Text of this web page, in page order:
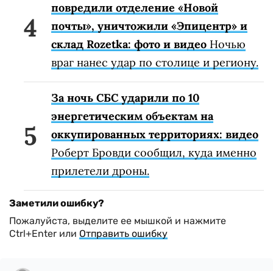
повредили отделение «Новой
почты», уничтожили «Эпицентр» и
склад Rozetka: фото и видео Ночью
враг нанес удар по столице и региону.
За ночь СБС ударили по 10
энергетическим объектам на
оккупированных территориях: видео
Роберт Бровди сообщил, куда именно
прилетели дроны.
Заметили ошибку?
Пожалуйста, выделите ее мышкой и нажмите
Ctrl+Enter или Отправить ошибку